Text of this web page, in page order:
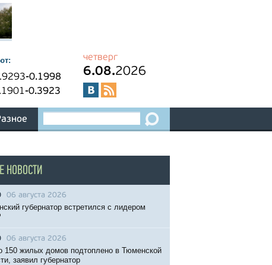
-0.1998
-0.3923
четверг
6.08.2026
НОВОСТИ
06 августа 2026
губернатор встретился с лидером
06 августа 2026
150 жилых домов подтоплено в Тюменской
заявил губернатор